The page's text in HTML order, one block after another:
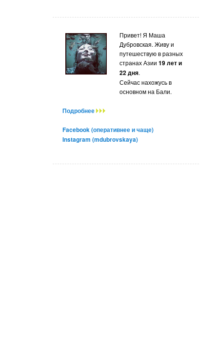
Привет! Я Маша
Дубровская. Живу и
путешествую в разных
странах Азии 19 лет и
22 дня.
Сейчас нахожусь в
основном на Бали.
Подробнее
Facebook (оперативнее и чаще)
Instagram (mdubrovskaya)